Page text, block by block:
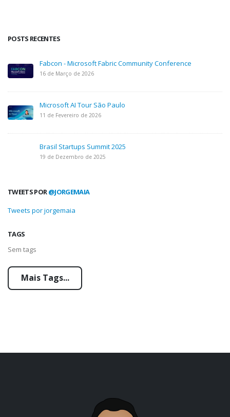
POSTS RECENTES
Fabcon - Microsoft Fabric Community Conference
16 de Março de 2026
Microsoft AI Tour São Paulo
11 de Fevereiro de 2026
Brasil Startups Summit 2025
19 de Dezembro de 2025
TWEETS POR@JORGEMAIA
Tweets por jorgemaia
TAGS
Sem tags
Mais Tags...